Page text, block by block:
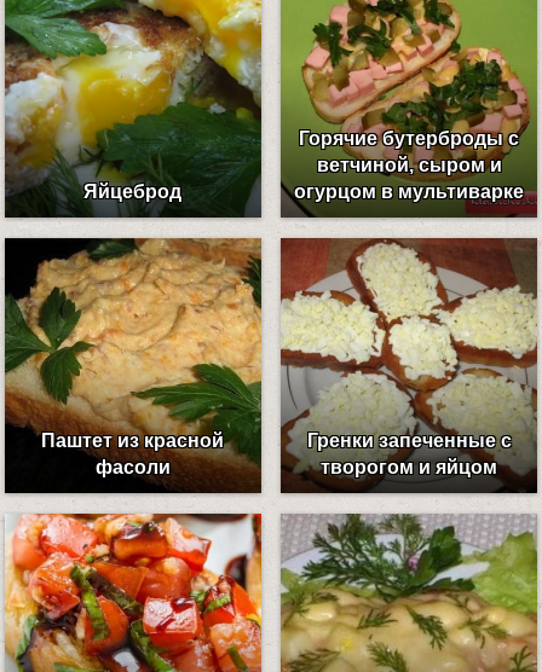
Яйцеброд
Горячие бутерброды с
ветчиной, сыром и
огурцом в мультиварке
Паштет из красной
фасоли
Гренки запеченные с
творогом и яйцом